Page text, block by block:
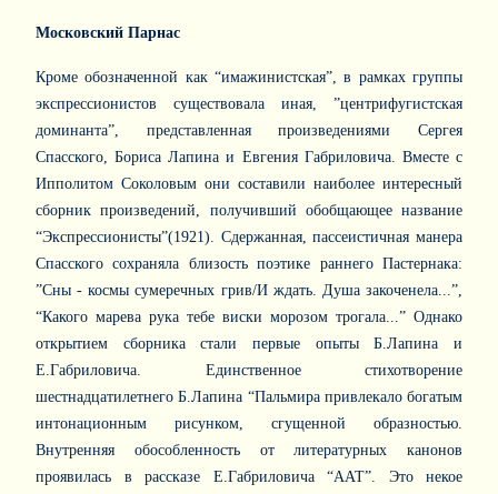
Московский Парнас
Кроме обозначенной как “имажинистская”, в рамках группы
экспрессионистов существовала иная, ”центрифугистская
доминанта”, представленная произведениями Сергея
Спасского, Бориса Лапина и Евгения Габриловича. Вместе с
Ипполитом Соколовым они составили наиболее интересный
сборник произведений, получивший обобщающее название
“Экспрессионисты”(1921). Сдержанная, пассеистичная манера
Спасского сохраняла близость поэтике раннего Пастернака:
”Сны - космы сумеречных грив/И ждать. Душа закоченела...”,
“Какого марева рука тебе виски морозом трогала...” Однако
открытием сборника стали первые опыты Б.Лапина и
Е.Габриловича. Единственное стихотворение
шестнадцатилетнего Б.Лапина “Пальмира привлекало богатым
интонационным рисунком, сгущенной образностью.
Внутренняя обособленность от литературных канонов
проявилась в рассказе Е.Габриловича “ААТ”. Это некое